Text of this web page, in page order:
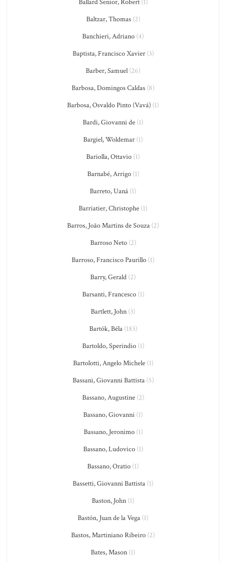
Ballard Senior, Robert(1)
Baltzar, Thomas(2)
Banchieri, Adriano (4)
Baptista, Francisco Xavier(3)
Barber, Samuel (26)
Barbosa, Domingos Caldas (8)
Barbosa, Osvaldo Pinto (Vavá) (1)
Bardi, Giovanni de (1)
Bargiel, Woldemar (1)
Bariolla, Ottavio (1)
Barnabé, Arrigo(1)
Barreto, Uaná (1)
Barriatier, Christophe (1)
Barros, João Martins de Souza (2)
Barroso Neto(2)
Barroso, Francisco Paurillo (1)
Barry, Gerald (2)
Barsanti, Francesco(1)
Bartlett, John (3)
Bartók, Béla(183)
Bartoldo, Sperindio(1)
Bartolotti, Angelo Michele(1)
Bassani, Giovanni Battista(5)
Bassano, Augustine(2)
Bassano, Giovanni (1)
Bassano, Jeronimo(1)
Bassano, Ludovico(1)
Bassano, Oratio (1)
Bassetti, Giovanni Battista (1)
Baston, John (1)
Bastón, Juan de la Vega (1)
Bastos, Martiniano Ribeiro (2)
Bates, Mason (1)